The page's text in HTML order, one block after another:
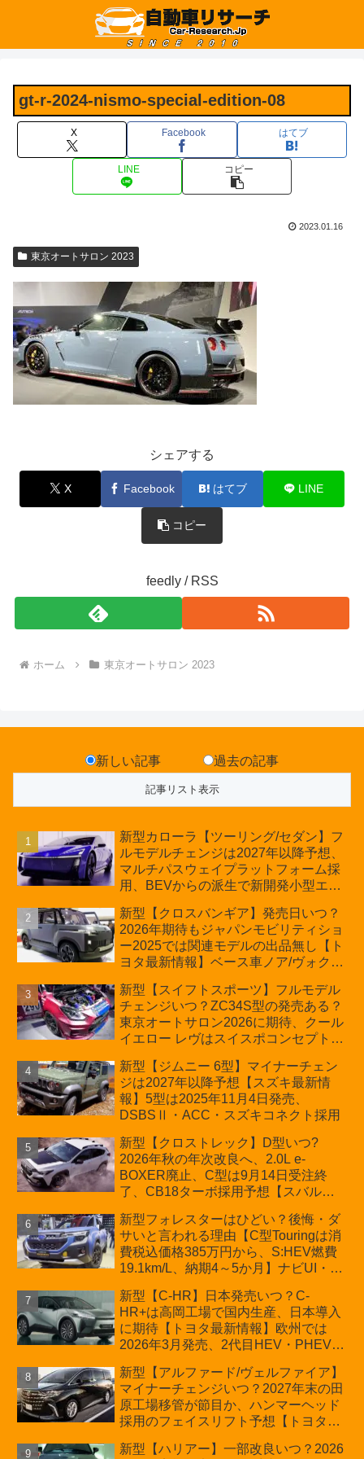
gt-r-2024-nismo-special-edition-08
X Facebook はてブ
LINE コピー
2023.01.16
東京オートサロン 2023
シェアする
X Facebook はてブ LINE
コピー
feedly / RSS
ホーム 東京オートサロン 2023
新しい記事 過去の記事
新型カローラ【ツーリング/セダン】フ
ルモデルチェンジは2027年以降予想、
マルチパスウェイプラットフォーム採
用、BEVからの派生で新開発小型エン
の採用は無しか【トヨタ最新情報】60
周年記念車発売
新型【クロスバンギア】発売日いつ？
2026年期待もジャパンモビリティショ
ー2025では関連モデルの出品無し【ト
ヨタ最新情報】ベース車ノア/ヴォクシ
ほか「コア」と「ツール」、デリカ
D:5対抗のクロスオーバーSUVミニバ
ン
新型【スイフトスポーツ】フルモデル
チェンジいつ？ZC34S型の発売ある？
東京オートサロン2026に期待、クール
イエロー レヴはスイスポコンセプト
プが争点【スズキ最新情報】特別仕様
車「ZC33S Final Edition」終了
新型【ジムニー 6型】マイナーチェン
ジは2027年以降予想【スズキ最新情
報】5型は2025年11月4日発売、
DSBSⅡ・ACC・スズキコネクト採用
新型【クロストレック】D型いつ?
2026年秋の年次改良へ、2.0L e-
BOXER廃止、C型は9月14日受注終
了、CB18ターボ採用予想【スバル最
新型フォレスターはひどい？後悔・ダ
サいと言われる理由【C型Touringは消
費税込価格385万円から、S:HEV燃費
19.1km/L、納期4～5か月】ナビUI・冬
カーオブザイヤーとJNCAP大賞受賞後
も残る注意点
新型【C-HR】日本発売いつ？C-
HR+は高岡工場で国内生産、日本導入
に期待【トヨタ最新情報】欧州では
2026年3月発売、2代目HEV・PHEVは
新型【アルファード/ヴェルファイア】
マイナーチェンジいつ？2027年末の田
原工場移管が節目か、ハンマーヘッド
採用のフェイスリフト予想【トヨタ最
費税込価格559万9000円から
新型【ハリアー】一部改良いつ？2026